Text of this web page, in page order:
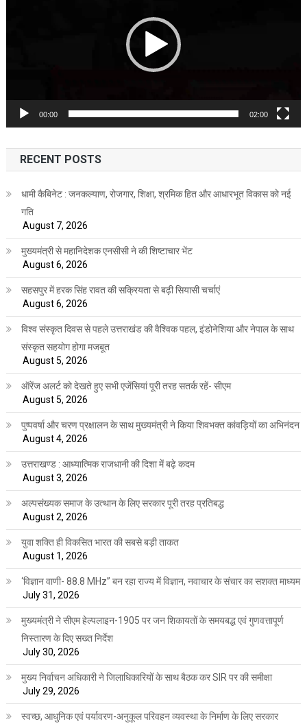
00:00 02:00
RECENT POSTS
धामी कैबिनेट : जनकल्याण, रोजगार, शिक्षा, श्रमिक हित और आधारभूत विकास को नई
गति
August 7, 2026
मुख्यमंत्री से महानिदेशक एनसीसी ने की शिष्टाचार भेंट
August 6, 2026
सहसपुर में हरक सिंह रावत की सक्रियता से बढ़ी सियासी चर्चाएं
August 6, 2026
विश्व संस्कृत दिवस से पहले उत्तराखंड की वैश्विक पहल, इंडोनेशिया और नेपाल के साथ
संस्कृत सहयोग होगा मजबूत
August 5, 2026
ऑरेंज अलर्ट को देखते हुए सभी एजेंसियां पूरी तरह सतर्क रहें- सीएम
August 5, 2026
पुष्पवर्षा और चरण प्रक्षालन के साथ मुख्यमंत्री ने किया शिवभक्त कांवड़ियों का अभिनंदन
August 4, 2026
उत्तराखण्ड : आध्यात्मिक राजधानी की दिशा में बढ़े कदम
August 3, 2026
अल्पसंख्यक समाज के उत्थान के लिए सरकार पूरी तरह प्रतिबद्ध
August 2, 2026
युवा शक्ति ही विकसित भारत की सबसे बड़ी ताकत
August 1, 2026
‘विज्ञान वाणी- 88.8 MHz” बन रहा राज्य में विज्ञान, नवाचार के संचार का सशक्त माध्यम
July 31, 2026
मुख्यमंत्री ने सीएम हेल्पलाइन-1905 पर जन शिकायतों के समयबद्ध एवं गुणवत्तापूर्ण
निस्तारण के दिए सख्त निर्देश
July 30, 2026
मुख्य निर्वाचन अधिकारी ने जिलाधिकारियों के साथ बैठक कर SIR पर की समीक्षा
July 29, 2026
स्वच्छ, आधुनिक एवं पर्यावरण-अनुकूल परिवहन व्यवस्था के निर्माण के लिए सरकार